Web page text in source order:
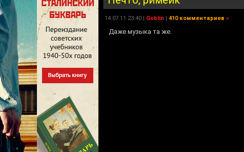
14.07.11 23:40 | Goblin | 410 комментариев »
Даже музыка та же.